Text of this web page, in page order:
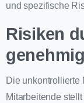
und spezifische
Risiken
Die unkontrollierte
Mitarbeitende